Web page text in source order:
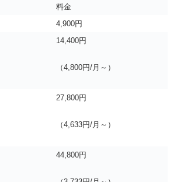
料金
4,900円
14,400円
（4,800円/月～）
27,800円
（4,633円/月～）
44,800円